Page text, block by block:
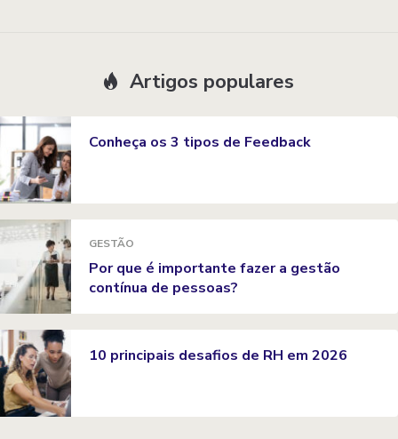
Artigos populares
Conheça os 3 tipos de Feedback
GESTÃO
Por que é importante fazer a gestão
contínua de pessoas?
10 principais desafios de RH em 2026